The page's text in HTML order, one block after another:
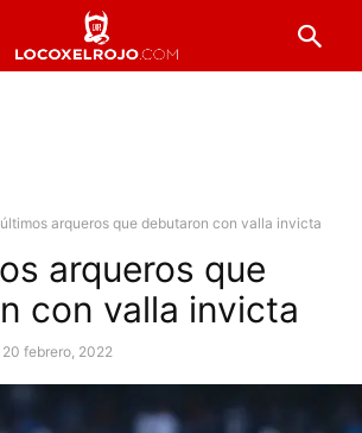
arqueros que debutaron con valla invicta
arqueros que
con valla invicta
20 febrero, 2022